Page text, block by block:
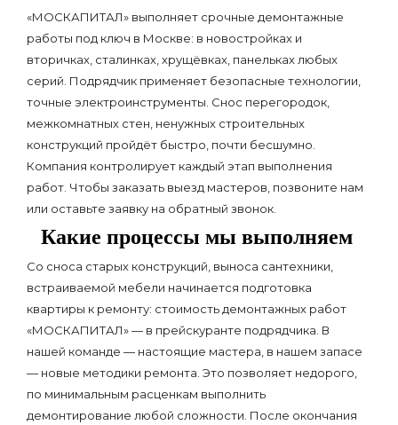
«МОСКАПИТАЛ» выполняет срочные демонтажные
работы под ключ в Москве: в новостройках и
вторичках, сталинках, хрущёвках, панельках любых
серий. Подрядчик применяет безопасные технологии,
точные электроинструменты. Снос перегородок,
межкомнатных стен, ненужных строительных
конструкций пройдёт быстро, почти бесшумно.
Компания контролирует каждый этап выполнения
работ. Чтобы заказать выезд мастеров, позвоните нам
или оставьте заявку на обратный звонок.
Какие процессы мы выполняем
Со сноса старых конструкций, выноса сантехники,
встраиваемой мебели начинается подготовка
квартиры к ремонту: стоимость демонтажных работ
«МОСКАПИТАЛ» — в прейскуранте подрядчика. В
нашей команде — настоящие мастера, в нашем запасе
— новые методики ремонта. Это позволяет недорого,
по минимальным расценкам выполнить
демонтирование любой сложности. После окончания